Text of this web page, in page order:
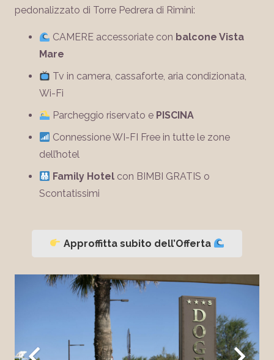
pedonalizzato di Torre Pedrera di Rimini:
CAMERE accessoriate con balcone Vista
Mare
Tv in camera, cassaforte, aria condizionata,
Wi-Fi
Parcheggio riservato e PISCINA
Connessione WI-FI Free in tutte le zone
dell’hotel
Family Hotel con BIMBI GRATIS o
Scontatissimi
Approffitta subito dell’Offerta